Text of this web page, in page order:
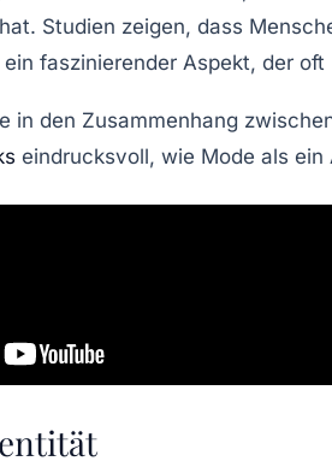
hat. Studien zeigen, dass
faszinierender Aspekt, der
in den Zusammenhang
eindrucksvoll, wie Mode als